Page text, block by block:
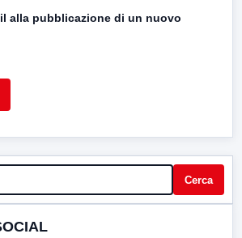
alla pubblicazione di un nuovo
Cerca